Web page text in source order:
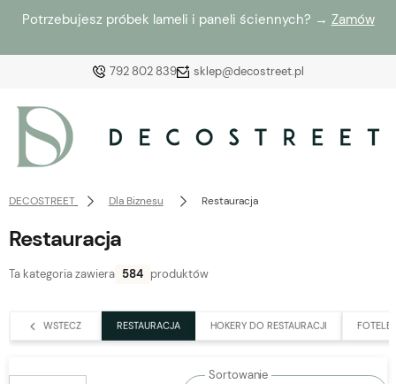
Potrzebujesz próbek lameli i paneli ściennych? → Zamów
792 802 839 sklep@decostreet.pl
Załóż konto
zaloguj się, aby przywrócić dodane produkty do listy
z poprzedniej sesji.
DECOSTREET Dla Biznesu Restauracja
Restauracja
Ta kategoria zawiera 584 produktów
WSTECZ RESTAURACJA HOKERY DO RESTAURACJI FOTELE